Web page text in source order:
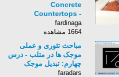
Concrete
Countertops -
fardinaga
1664 مشاهده
مباحث تئوری و عملی
موجک ها در متلب - درس
چهارم: تبدیل موجک
تصاویر دیجیتال و سیگنال
faradars